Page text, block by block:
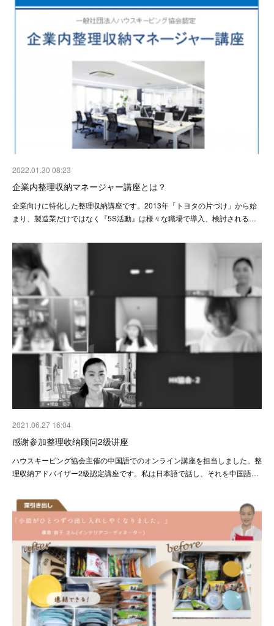
2022.01.30 08:23
企業内整理収納マネージャー講座とは？
企業向けに特化した整理収納講座です。2013年「トヨタの片づけ」から始
まり、製造業だけではなく『5S活動』は様々な職場で導入、検討される…
2021.06.27 16:04
感谢参加整理收纳顾问2级讲座
ハウスキーピング協会主催の中国語でのオンライン講座を担当しました。整
理収納アドバイザー2級認定講座です。私は日本語で話し、それを中国語…